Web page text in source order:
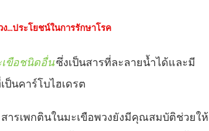
...ประโยชน์ในการรักษาโรค
เขือชนิดอื่นซึ่งเป็นสารที่ละลายน้ำได้และมี
นคาร์โบไฮเดรต
สารเพกตินในมะเขือพวงยังมีคุณสมบัติช่วยให้